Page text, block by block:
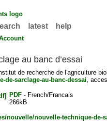
latest help
au banc d’essai
de recherche de l'agriculture
sarclage-au-banc-dessai,
PDF- French/Francais
266kB
nouvelle/nouvelle-technique-de-